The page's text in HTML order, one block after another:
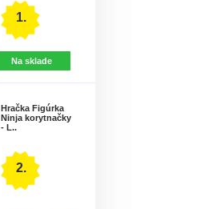
1.
Na sklade
Hračka Figúrka
Ninja korytnačky
- L..
2.